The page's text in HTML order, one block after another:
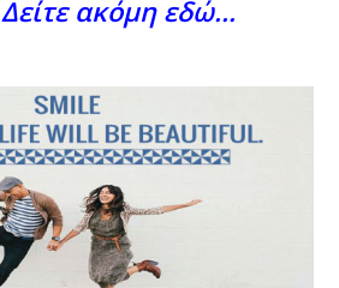
Δείτε ακόμη εδώ…